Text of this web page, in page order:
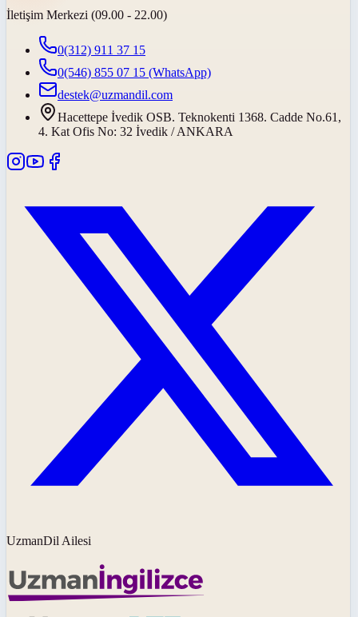
İletişim Merkezi (09.00 - 22.00)
0(312) 911 37 15
0(546) 855 07 15 (WhatsApp)
destek@uzmandil.com
Hacettepe İvedik OSB. Teknokenti 1368. Cadde No.61,
4. Kat Ofis No: 32 İvedik / ANKARA
UzmanDil Ailesi